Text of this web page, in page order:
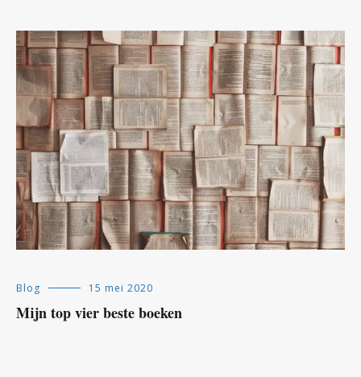
Blog 15 mei 2020
Mijn top vier beste boeken